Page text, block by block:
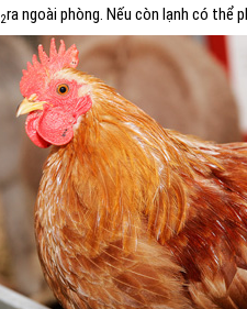
2ra ngoài phòng. Nếu còn lạnh có thể